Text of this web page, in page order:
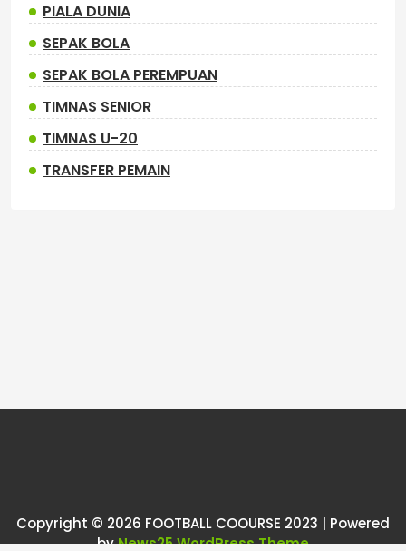
PIALA DUNIA
SEPAK BOLA
SEPAK BOLA PEREMPUAN
TIMNAS SENIOR
TIMNAS U-20
TRANSFER PEMAIN
Copyright © 2026 FOOTBALL COOURSE 2023 | Powered
byNews25 WordPress Theme